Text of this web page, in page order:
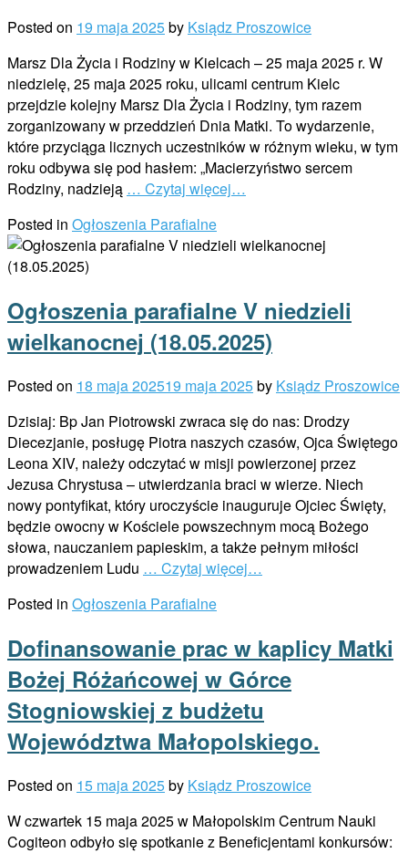
Posted on 19 maja 2025by Ksiądz Proszowice
Marsz Dla Życia i Rodziny w Kielcach – 25 maja 2025 r. W
niedzielę, 25 maja 2025 roku, ulicami centrum Kielc
przejdzie kolejny Marsz Dla Życia i Rodziny, tym razem
zorganizowany w przeddzień Dnia Matki. To wydarzenie,
które przyciąga licznych uczestników w różnym wieku, w tym
roku odbywa się pod hasłem: „Macierzyństwo sercem
Rodziny, nadzieją … Czytaj więcej…
Posted in Ogłoszenia Parafialne
Ogłoszenia parafialne V niedzieli
wielkanocnej (18.05.2025)
Posted on 18 maja 202519 maja 2025by Ksiądz Proszowice
Dzisiaj: Bp Jan Piotrowski zwraca się do nas: Drodzy
Diecezjanie, posługę Piotra naszych czasów, Ojca Świętego
Leona XIV, należy odczytać w misji powierzonej przez
Jezusa Chrystusa – utwierdzania braci w wierze. Niech
nowy pontyfikat, który uroczyście inauguruje Ojciec Święty,
będzie owocny w Kościele powszechnym mocą Bożego
słowa, nauczaniem papieskim, a także pełnym miłości
prowadzeniem Ludu … Czytaj więcej…
Posted in Ogłoszenia Parafialne
Dofinansowanie prac w kaplicy Matki
Bożej Różańcowej w Górce
Stogniowskiej z budżetu
Województwa Małopolskiego.
Posted on 15 maja 2025by Ksiądz Proszowice
W czwartek 15 maja 2025 w Małopolskim Centrum Nauki
Cogiteon odbyło się spotkanie z Beneficjentami konkursów: